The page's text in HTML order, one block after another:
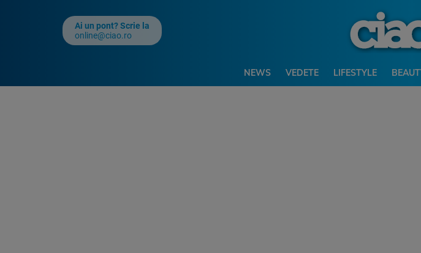
Ai un pont? Scrie la
online@ciao.ro
NEWS VEDETE LIFESTYLE